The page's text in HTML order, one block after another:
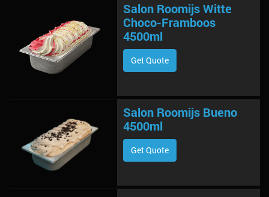
Salon Roomijs Witte
Choco-Framboos
4500ml
Get Quote
Salon Roomijs Bueno
4500ml
Get Quote